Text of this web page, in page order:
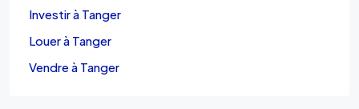
Investir à Tanger
Louer à Tanger
Vendre à Tanger